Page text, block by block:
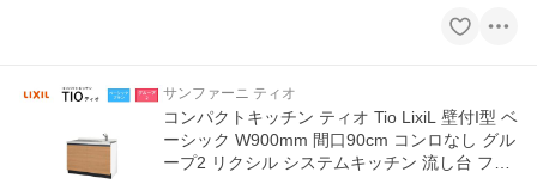
サンファーニ ティオ
コンパクトキッチン ティオ Tio LixiL 壁付I型 ベ
ーシック W900mm 間口90cm コンロなし グル
ープ2 リクシル システムキッチン 流し台 フロ